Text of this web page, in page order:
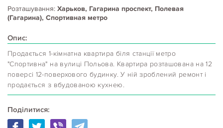
Розташування: Харьков, Гагарина проспект, Полевая
(Гагарина), Спортивная метро
Опис:
Продається 1-кімнатна квартира біля станції метро
"Спортивна" на вулиці Польова. Квартира розташована на 12
поверсі 12-поверхового будинку. У ній зроблений ремонт і
продається з вбудованою кухнею.
Поділитися: